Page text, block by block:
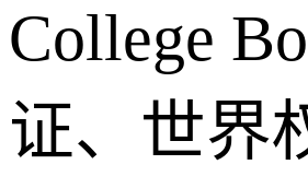
College
证、世界